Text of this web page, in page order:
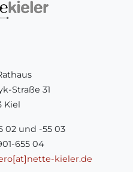
Straße 31
Kiel
02 und -55 03
655 04
kieler.de